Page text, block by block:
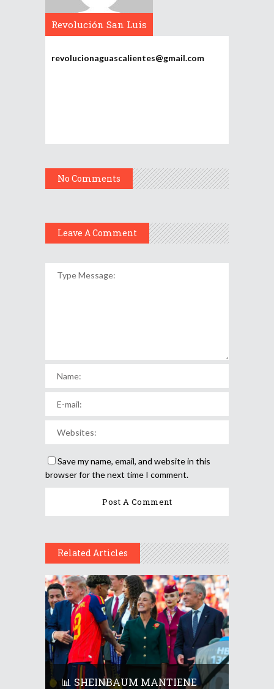
Revolución San Luis
revolucionaguascalientes@gmail.com
No Comments
Leave A Comment
Save my name, email, and website in this
browser for the next time I comment.
Related Articles
📊 SHEINBAUM MANTIENE